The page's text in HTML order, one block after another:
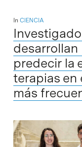
In CIENCIA
desarrollan
predecir la
terapias en
más